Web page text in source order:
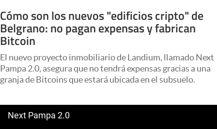
Columnistas
Otras secciones
Apertura
Infotechnology
Clima
Cómo son los nuevos "edificios cripto" de
Belgrano: no pagan expensas y fabrican
Bitcoin
El nuevo proyecto inmobiliario de Landium, llamado Next
Pampa 2.0, asegura que no tendrá expensas gracias a una
granja de Bitcoins que estará ubicada en el subsuelo.